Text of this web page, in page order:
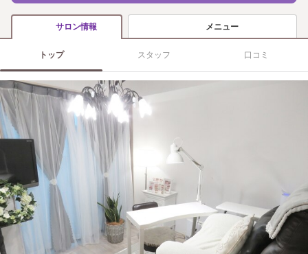
サロン情報 メニュー
トップ スタッフ 口コミ